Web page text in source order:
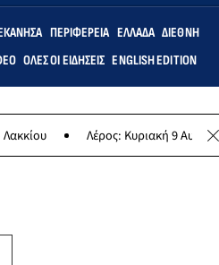
ΠΕΡΙΦΈΡΕΙΑ ΕΛΛΆΔΑ ΔΙΕΘΝΉ
ΌΛΕΣ ΟΙ ΕΙΔΉΣΕΙΣ ENGLISH EDITION
Λέρος: Κυριακή 9